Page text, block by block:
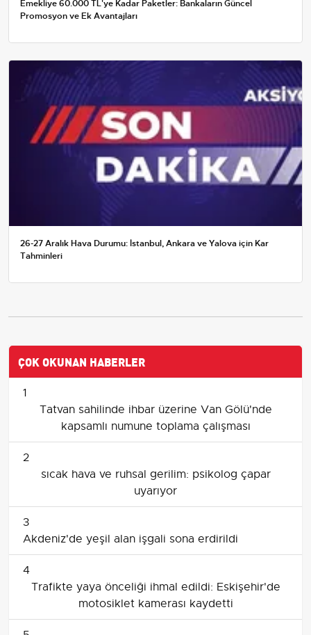
Emekliye 60.000 TL'ye Kadar Paketler: Bankaların Güncel
Promosyon ve Ek Avantajları
26-27 Aralık Hava Durumu: İstanbul, Ankara ve Yalova için Kar
Tahminleri
ÇOK OKUNAN HABERLER
1
Tatvan sahilinde ihbar üzerine Van Gölü'nde
kapsamlı numune toplama çalışması
2
sıcak hava ve ruhsal gerilim: psikolog çapar
uyarıyor
3
Akdeniz'de yeşil alan işgali sona erdirildi
4
Trafikte yaya önceliği ihmal edildi: Eskişehir'de
motosiklet kamerası kaydetti